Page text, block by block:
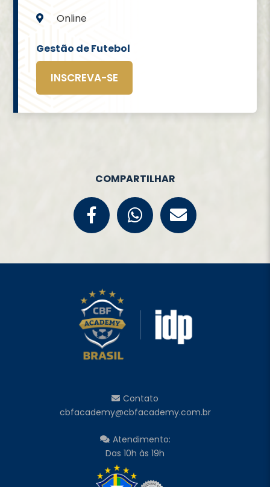
Online
Gestão de Futebol
INSCREVA-SE
COMPARTILHAR
Contato
cbfacademy@cbfacademy.com.br
Atendimento:
Das 10h às 19h